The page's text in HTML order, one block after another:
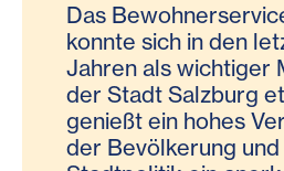
Das
konnte sich in den
Jahren als wichtiger
der Stadt Salzburg
genießt ein hohes
der Bevölkerung